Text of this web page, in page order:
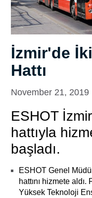
İzmir'de
Hattı
November 21, 2019
ESHOT
hattıyla
başladı.
ESHOT Genel
hattını hizmete
Yüksek Teknoloji